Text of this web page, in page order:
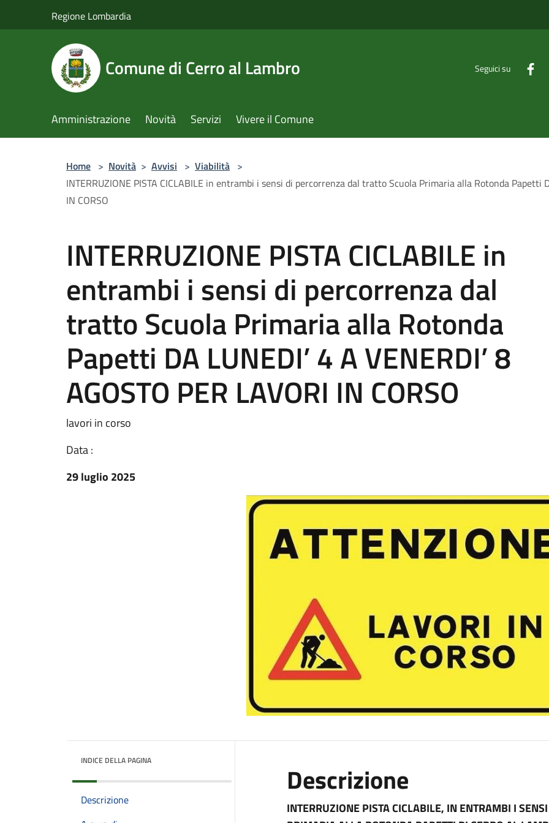
Regione Lombardia
Comune di Cerro al Lambro Seguici su
Amministrazione Novità Servizi Vivere il Comune
Home > Novità > Avvisi > Viabilità >
INTERRUZIONE PISTA CICLABILE in entrambi i sensi di percorrenza dal tratto Scuola Primaria alla Rotonda Papetti
IN CORSO
INTERRUZIONE PISTA CICLABILE in
entrambi i sensi di percorrenza dal
tratto Scuola Primaria alla Rotonda
Papetti DA LUNEDI’ 4 A VENERDI’ 8
AGOSTO PER LAVORI IN CORSO
lavori in corso
Data :
29 luglio 2025
INDICE DELLA PAGINA
Descrizione
Descrizione
INTERRUZIONE PISTA CICLABILE, IN ENTRAMBI I